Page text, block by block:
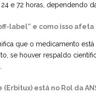
e 72 horas, dependendo
label” e como isso
que o medicamento
se houver respaldo
(Erbitux) está no Rol da